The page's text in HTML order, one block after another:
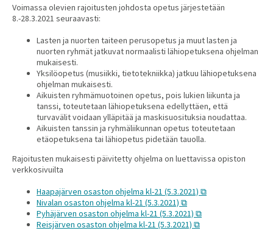
Voimassa olevien rajoitusten johdosta opetus järjestetään
8.-28.3.2021 seuraavasti:
Lasten ja nuorten taiteen perusopetus ja muut lasten ja
nuorten ryhmät jatkuvat normaalisti lähiopetuksena ohjelman
mukaisesti.
Yksilöopetus (musiikki, tietotekniikka) jatkuu lähiopetuksena
ohjelman mukaisesti.
Aikuisten ryhmämuotoinen opetus, pois lukien liikunta ja
tanssi, toteutetaan lähiopetuksena edellyttäen, että
turvavälit voidaan ylläpitää ja maskisuosituksia noudattaa.
Aikuisten tanssin ja ryhmäliikunnan opetus toteutetaan
etäopetuksena tai lähiopetus pidetään tauolla.
Rajoitusten mukaisesti päivitetty ohjelma on luettavissa opiston
verkkosivuilta
Haapajärven osaston ohjelma kl-21 (5.3.2021)
Nivalan osaston ohjelma kl-21 (5.3.2021)
Pyhäjärven osaston ohjelma kl-21 (5.3.2021)
Reisjärven osaston ohjelma kl-21 (5.3.2021)